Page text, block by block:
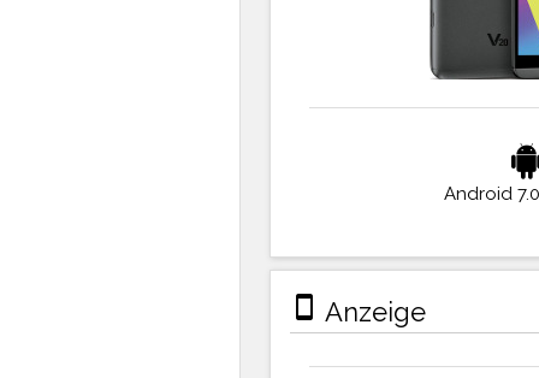
Android
stay_primary_portrait Anzeige